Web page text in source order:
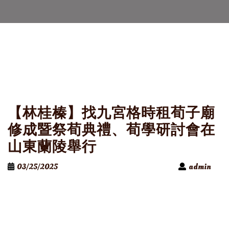
【林桂榛】找九宮格時租荀子廟
修成暨祭荀典禮、荀學研討會在
山東蘭陵舉行
03/25/2025 admin